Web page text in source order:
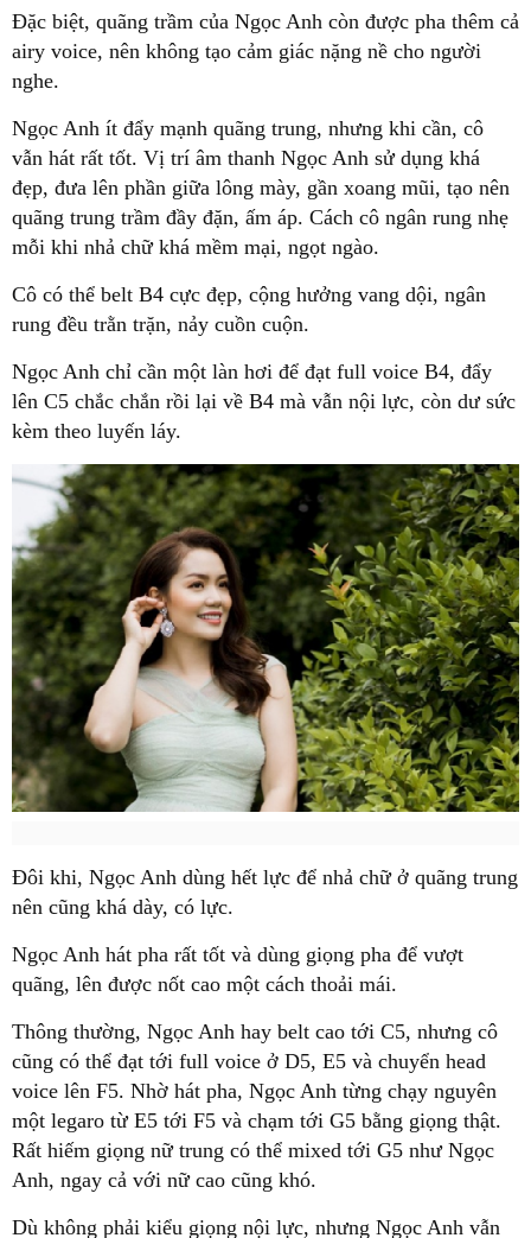
Đặc biệt, quãng trầm của Ngọc Anh còn được pha thêm cả
airy voice, nên không tạo cảm giác nặng nề cho người
nghe.
Ngọc Anh ít đẩy mạnh quãng trung, nhưng khi cần, cô
vẫn hát rất tốt. Vị trí âm thanh Ngọc Anh sử dụng khá
đẹp, đưa lên phần giữa lông mày, gần xoang mũi, tạo nên
quãng trung trầm đầy đặn, ấm áp. Cách cô ngân rung nhẹ
mỗi khi nhả chữ khá mềm mại, ngọt ngào.
Cô có thể belt B4 cực đẹp, cộng hưởng vang dội, ngân
rung đều trằn trặn, nảy cuồn cuộn.
Ngọc Anh chỉ cần một làn hơi để đạt full voice B4, đẩy
lên C5 chắc chắn rồi lại về B4 mà vẫn nội lực, còn dư sức
kèm theo luyến láy.
Đôi khi, Ngọc Anh dùng hết lực để nhả chữ ở quãng trung
nên cũng khá dày, có lực.
Ngọc Anh hát pha rất tốt và dùng giọng pha để vượt
quãng, lên được nốt cao một cách thoải mái.
Thông thường, Ngọc Anh hay belt cao tới C5, nhưng cô
cũng có thể đạt tới full voice ở D5, E5 và chuyển head
voice lên F5. Nhờ hát pha, Ngọc Anh từng chạy nguyên
một legaro từ E5 tới F5 và chạm tới G5 bằng giọng thật.
Rất hiếm giọng nữ trung có thể mixed tới G5 như Ngọc
Anh, ngay cả với nữ cao cũng khó.
Dù không phải kiểu giọng nội lực, nhưng Ngọc Anh vẫn